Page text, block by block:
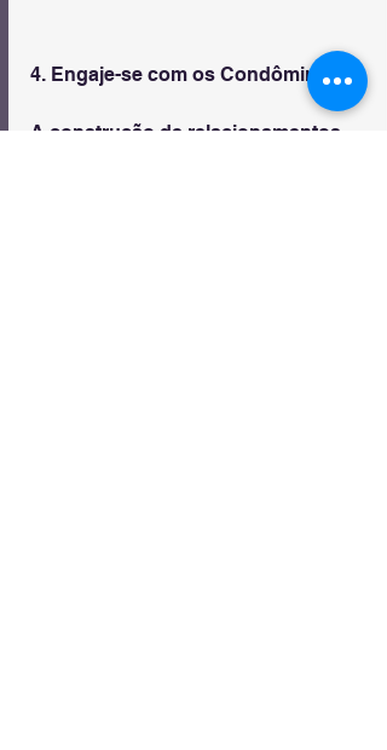
4. Engaje-se com os Condôminos
A construção de relacionamentos